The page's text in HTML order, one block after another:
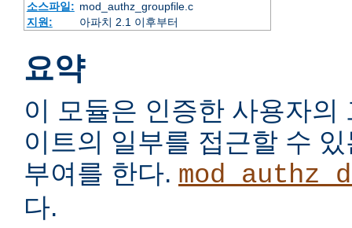
소스파일: mod_authz_groupfile.c
지원:
아파치 2.1 이후부터
요약
이 모듈은 인증한 사용자의
이트의 일부를 접근할 수
부여를 한다.
다.